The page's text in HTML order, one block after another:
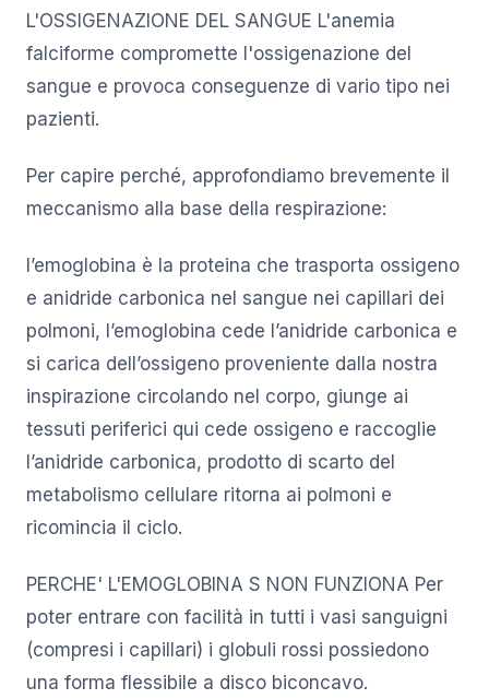
L'OSSIGENAZIONE DEL SANGUE L'anemia
falciforme compromette l'ossigenazione del
sangue e provoca conseguenze di vario tipo nei
pazienti.
Per capire perché, approfondiamo brevemente il
meccanismo alla base della respirazione:
l’emoglobina è la proteina che trasporta ossigeno
e anidride carbonica nel sangue nei capillari dei
polmoni, l’emoglobina cede l’anidride carbonica e
si carica dell’ossigeno proveniente dalla nostra
inspirazione circolando nel corpo, giunge ai
tessuti periferici qui cede ossigeno e raccoglie
l’anidride carbonica, prodotto di scarto del
metabolismo cellulare ritorna ai polmoni e
ricomincia il ciclo.
PERCHE' L'EMOGLOBINA S NON FUNZIONA Per
poter entrare con facilità in tutti i vasi sanguigni
(compresi i capillari) i globuli rossi possiedono
una forma flessibile a disco biconcavo.